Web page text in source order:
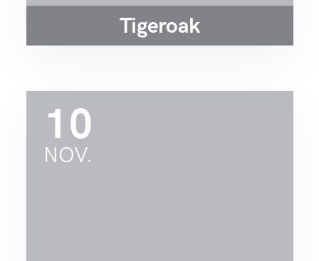
Tigeroak
10
NOV.